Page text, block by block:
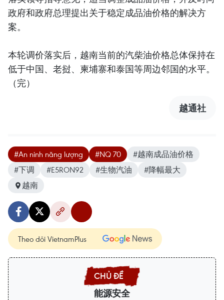
政府和政府总理提出关于稳定成品油价格的解决方
案。
本轮调价落实后，越南当前的汽柴油价格总体保持在
低于中国、老挝、柬埔寨和泰国等周边邻国的水平。
（完）
越通社
#An ninh năng lượng #NQ 70
#越南成品油价格
#下调
#E5RON92 #生物汽油
#降幅最大
越南
Theo dõi VietnamPlus
能源安全